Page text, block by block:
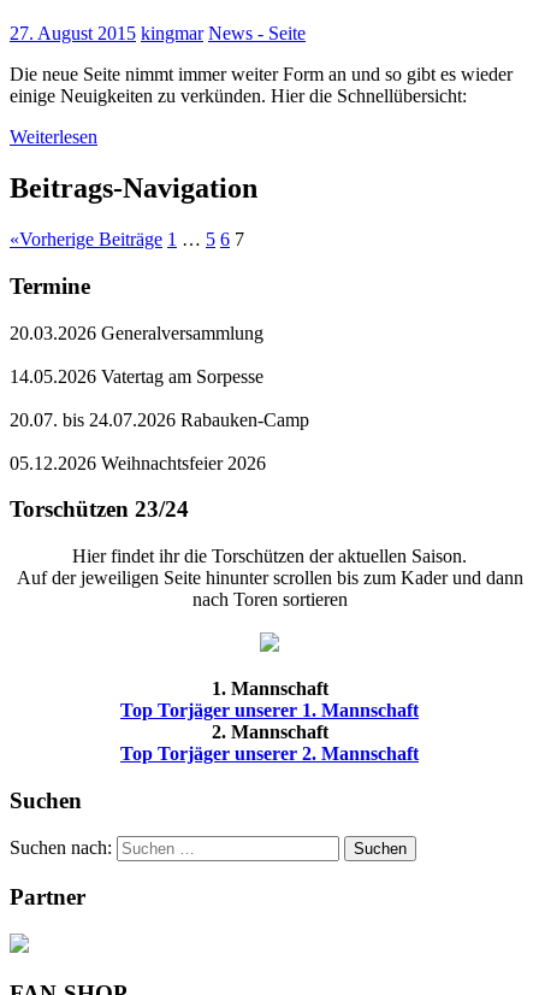
27. August 2015 kingmar News - Seite
Die neue Seite nimmt immer weiter Form an und so gibt es wieder
einige Neuigkeiten zu verkünden. Hier die Schnellübersicht:
Weiterlesen
Beitrags-Navigation
«Vorherige Beiträge 1 … 5 6 7
Termine
20.03.2026 Generalversammlung
14.05.2026 Vatertag am Sorpesse
20.07. bis 24.07.2026 Rabauken-Camp
05.12.2026 Weihnachtsfeier 2026
Torschützen 23/24
Hier findet ihr die Torschützen der aktuellen Saison.
Auf der jeweiligen Seite hinunter scrollen bis zum Kader und dann
nach Toren sortieren
1. Mannschaft
Top Torjäger unserer 1. Mannschaft
2. Mannschaft
Top Torjäger unserer 2. Mannschaft
Suchen
Suchen nach: Suchen
Partner